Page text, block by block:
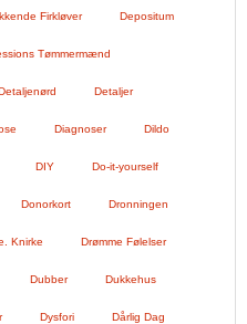
Firkløver Depositum
Tømmermænd
Detaljer
Diagnoser Dildo
DIY Do-it-yourself
Donorkort Dronningen
Knirke Drømme Følelser
Dubber Dukkehus
Dysfori Dårlig Dag